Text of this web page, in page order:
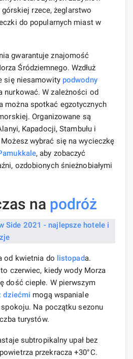
rzece, żeglarstwo
do popularnych miast w
gwarantuje znajomość
Śródziemnego. Wzdłuż
się niesamowity podwodny
nurkować. W zależności od
można spotkać egzotycznych
Organizowane są
Kapadocji, Stambułu i
wybrać się na wycieczkę
, aby zobaczyć
ozdobionych śnieżnobiałymi
na podróż
od kwietnia do listopada.
czerwiec, kiedy wody Morza
dość ciepłe. W pierwszym
dziećmi mogą wspaniale
Na początku sezonu
turystów.
subtropikalny upał bez
przekracza +30°С.